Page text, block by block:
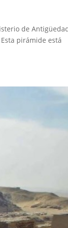
de
pirámide está